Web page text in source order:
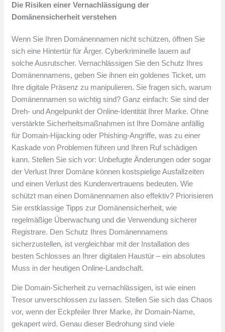
Die Risiken einer Vernachlässigung der
Domänensicherheit verstehen
Wenn Sie Ihren Domänennamen nicht schützen, öffnen Sie
sich eine Hintertür für Ärger. Cyberkriminelle lauern auf
solche Ausrutscher. Vernachlässigen Sie den Schutz Ihres
Domänennamens, geben Sie ihnen ein goldenes Ticket, um
Ihre digitale Präsenz zu manipulieren. Sie fragen sich, warum
Domänennamen so wichtig sind? Ganz einfach: Sie sind der
Dreh- und Angelpunkt der Online-Identität Ihrer Marke. Ohne
verstärkte Sicherheitsmaßnahmen ist Ihre Domäne anfällig
für Domain-Hijacking oder Phishing-Angriffe, was zu einer
Kaskade von Problemen führen und Ihren Ruf schädigen
kann. Stellen Sie sich vor: Unbefugte Änderungen oder sogar
der Verlust Ihrer Domäne können kostspielige Ausfallzeiten
und einen Verlust des Kundenvertrauens bedeuten. Wie
schützt man einen Domänennamen also effektiv? Priorisieren
Sie erstklassige Tipps zur Domänensicherheit, wie
regelmäßige Überwachung und die Verwendung sicherer
Registrare. Den Schutz Ihres Domänennamens
sicherzustellen, ist vergleichbar mit der Installation des
besten Schlosses an Ihrer digitalen Haustür – ein absolutes
Muss in der heutigen Online-Landschaft.
Die Domain-Sicherheit zu vernachlässigen, ist wie einen
Tresor unverschlossen zu lassen. Stellen Sie sich das Chaos
vor, wenn der Eckpfeiler Ihrer Marke, ihr Domain-Name,
gekapert wird. Genau dieser Bedrohung sind viele